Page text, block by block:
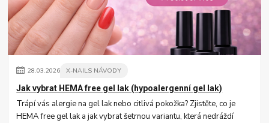
28.03.2026 X-NAILS NÁVODY
Jak vybrat HEMA free gel lak (hypoalergenní gel lak)
Trápí vás alergie na gel lak nebo citlivá pokožka? Zjistěte, co je
HEMA free gel lak a jak vybrat šetrnou variantu, která nedráždí